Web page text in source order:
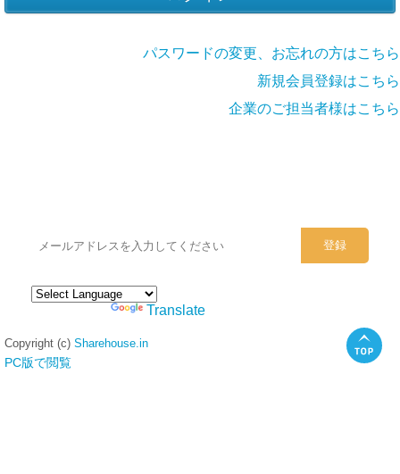
パスワードの変更、お忘れの方はこちら
新規会員登録はこちら
企業のご担当者様はこちら
Translate
Copyright (c) Sharehouse.in
PC版で閲覧